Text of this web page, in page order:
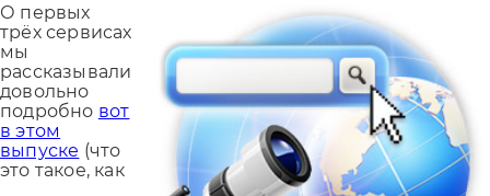
О первых
трёх сервисах
мы
рассказывали
довольно
подробно вот
в этом
выпуске (что
это такое, как